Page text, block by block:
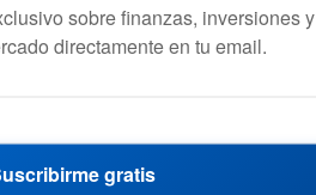
sobre finanzas, inversiones y
directamente en tu email.
gratis